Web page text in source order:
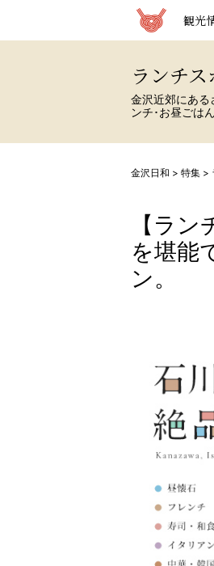
観光
ランチ
金沢近郊にある
ンチ･お昼ごは
金沢日和 > 特集 >
【ラ
を堪能
ン。